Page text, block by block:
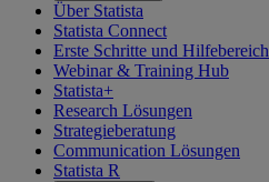
Über Statista
Statista Connect
Erste Schritte und Hilfebereich
Webinar & Training Hub
Statista+
Research Lösungen
Strategieberatung
Communication Lösungen
Statista R